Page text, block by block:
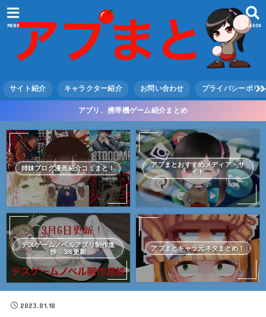
SEARCH
MENU
サイト紹介 キャラクター紹介 お問い合わせ プライバシーポリ
アプリ、携帯機ゲーム紹介まとめ
姉妹ブログ漫画紹介コミまと！
アプまとおすすめメディア・サ
イト
デスゲームノベルアプリ制作進
捗 3/6更新
アプまとキャラ元ネタまとめ！
2023.01.10